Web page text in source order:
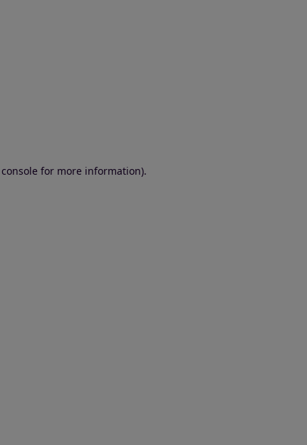
for more information).